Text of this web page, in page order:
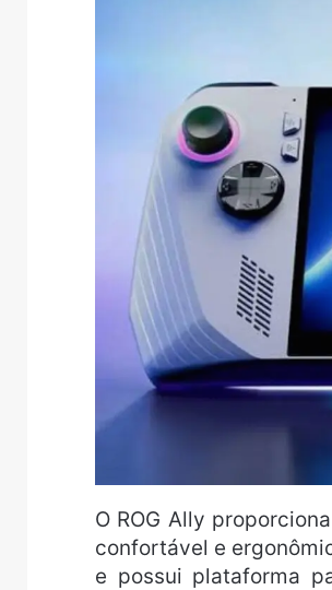
O ROG Ally
confortável e
e possui plataforma